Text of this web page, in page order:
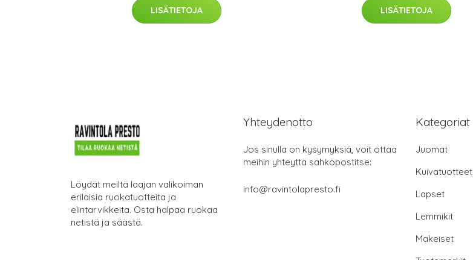
LISÄTIETOJA LISÄTIETOJA
Löydät meiltä laajan valikoiman
erilaisia ruokatuotteita ja
elintarvikkeita. Osta halpaa ruokaa
netistä ja säästä.
Yhteydenotto
Jos sinulla on kysymyksiä, voit ottaa
meihin yhteyttä sähköpostitse:
info@ravintolapresto.fi
Kategoriat
Juomat
Kuivatuotteet
Lapset
Lemmikit
Makeiset